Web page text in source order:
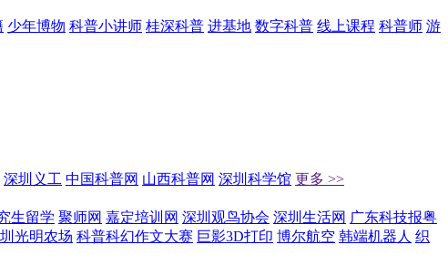
少年博物 科普小讲师 桂深科普 进基地 数字科普 线上课程 科普师 游
深圳义工 中国科普网 山西科普网 深圳科学馆 更多 >>
生留学 聚师网 嘉定培训网 深圳观鸟协会 深圳生活网 广东科技报粤
光明农场 科普科幻作文大赛 巨影3D打印 博尔航空 韩端机器人 织